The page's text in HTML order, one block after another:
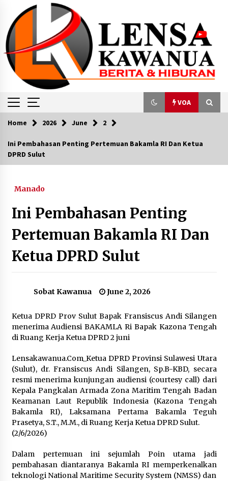
content
VOA
VOA
Dokumen Pengadilan Ungkap Rangkaian
Peristiwa yang Sebabkan Kematian akibat Sirup
November 26, 2023
Materi Revisi UU Polri Tidak Bahas Pokok
Permasalahan Polri
February 11, 2024
Sikapi Pneumonia di China
December 3, 2023
Potret Parlemen Mendatang, “Executive
Heavy?”
March 15, 2024
August 23, 2023
Home 2026 June 2
Ini Pembahasan Penting Pertemuan Bakamla RI Dan Ketua
DPRD Sulut
Manado
Ini Pembahasan Penting
Pertemuan Bakamla RI Dan
Ketua DPRD Sulut
Sobat Kawanua June 2, 2026
Ketua DPRD Prov Sulut Bapak Fransiscus Andi Silangen
menerima Audiensi BAKAMLA Ri Bapak Kazona Tengah
di Ruang Kerja Ketua DPRD 2 juni
Lensakawanua.Com_Ketua DPRD Provinsi Sulawesi Utara
(Sulut), dr. Fransiscus Andi Silangen, Sp.B-KBD, secara
resmi menerima kunjungan audiensi (courtesy call) dari
Kepala Pangkalan Armada Zona Maritim Tengah Badan
Keamanan Laut Republik Indonesia (Kazona Tengah
Bakamla RI), Laksamana Pertama Bakamla Teguh
Prasetya, S.T., M.M., di Ruang Kerja Ketua DPRD Sulut.
(2/6/2026)
Dalam pertemuan ini sejumlah Poin utama jadi
pembahasan diantaranya Bakamla RI memperkenalkan
teknologi National Maritime Security System (NMSS) dan